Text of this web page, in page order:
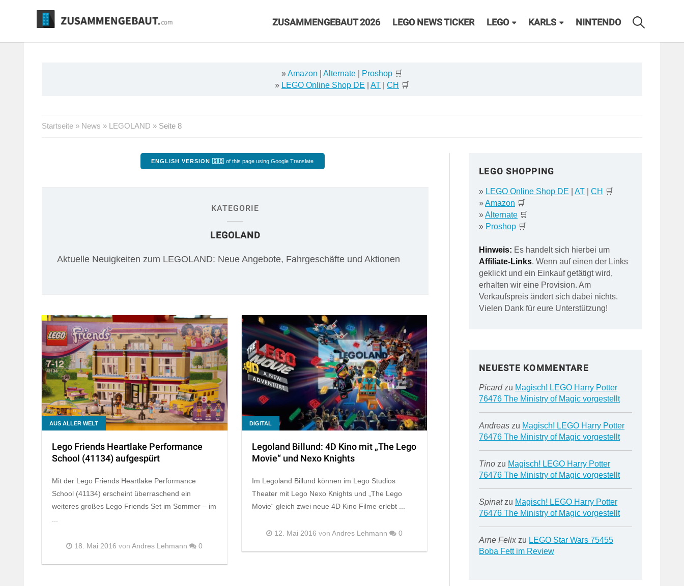
ZUSAMMENGEBAUT 2026 LEGO NEWS TICKER LEGO KARLS NINTENDO
»Amazon Alternate Proshop 🛒
» LEGO Online Shop DE AT CH 🛒
Startseite » News » LEGOLAND » Seite 8
ENGLISH VERSION 🇬🇧 of this page using Google Translate
KATEGORIE
LEGOLAND
Aktuelle Neuigkeiten zum LEGOLAND: Neue Angebote, Fahrgeschäfte und Aktionen
AUS ALLER WELT
Lego Friends Heartlake Performance
School (41134) aufgespürt
Mit der Lego Friends Heartlake Performance
School (41134) erscheint überraschend ein
weiteres großes Lego Friends Set im Sommer – im
18. Mai 2016 vonAndres Lehmann 0
DIGITAL
Legoland Billund: 4D Kino mit „The Lego
Movie“ und Nexo Knights
Im Legoland Billund können im Lego Studios
Theater mit Lego Nexo Knights und „The Lego
Movie“ gleich zwei neue 4D Kino Filme erlebt ...
12. Mai 2016 vonAndres Lehmann 0
LEGO SHOPPING
» LEGO Online Shop DE AT| CH 🛒
»Amazon 🛒
»Alternate🛒
» Proshop🛒
Hinweis: Es handelt sich hierbei um
Affiliate-Links. Wenn auf einen der Links
geklickt und ein Einkauf getätigt wird,
erhalten wir eine Provision. Am
Verkaufspreis ändert sich dabei nichts.
Vielen Dank für eure Unterstützung!
NEUESTE KOMMENTARE
Picardzu Magisch! LEGO Harry Potter
76476 The Ministry of Magic vorgestellt
Andreaszu Magisch! LEGO Harry Potter
76476 The Ministry of Magic vorgestellt
Tinozu Magisch! LEGO Harry Potter
76476 The Ministry of Magic vorgestellt
Spinatzu Magisch! LEGO Harry Potter
76476 The Ministry of Magic vorgestellt
Arne Felixzu LEGO Star Wars 75455
Boba Fett im Review